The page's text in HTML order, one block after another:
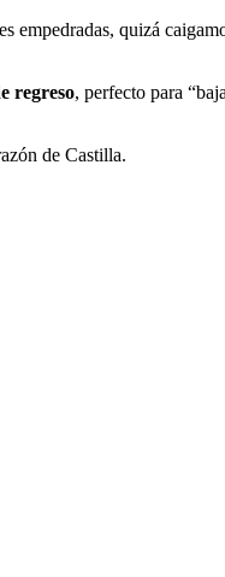
empedradas, quizá
regreso, perfecto para
de Castilla.